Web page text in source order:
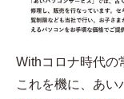
Withコロナ時代の
これを機に、あい